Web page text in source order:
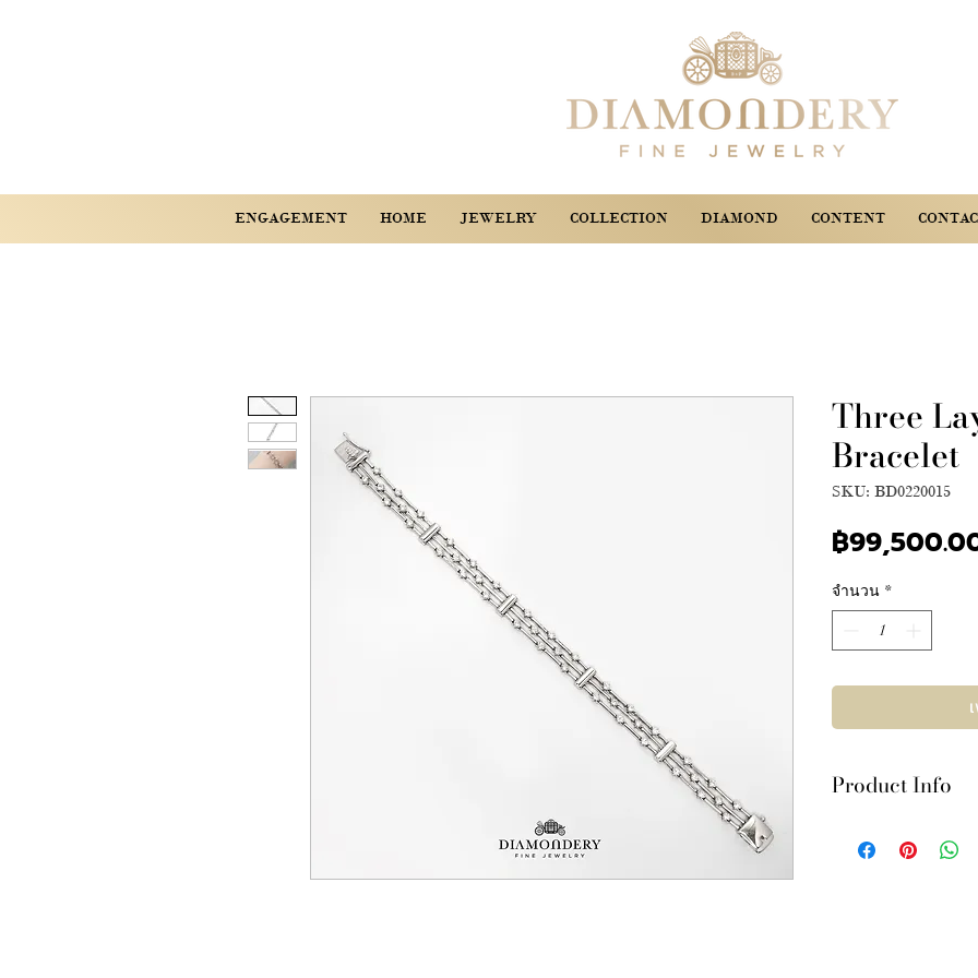
ENGAGEMENT HOME JEWELRY COLLECTION DIAMOND CONTENT
Three
Bracelet
SKU: BD0220015
฿
จำนวน *
Product Info
บนตัวเรือนทองคำข